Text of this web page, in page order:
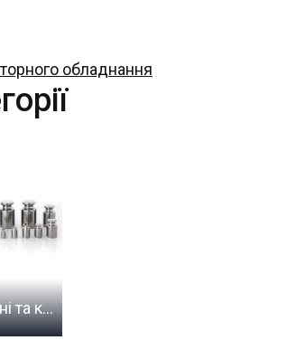
обладнання
Гирі лабораторні та калібрувальні купити | Лабзона